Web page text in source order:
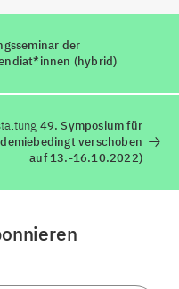
der
(hybrid)
49. Symposium für
verschoben
auf 13.-16.10.2022)